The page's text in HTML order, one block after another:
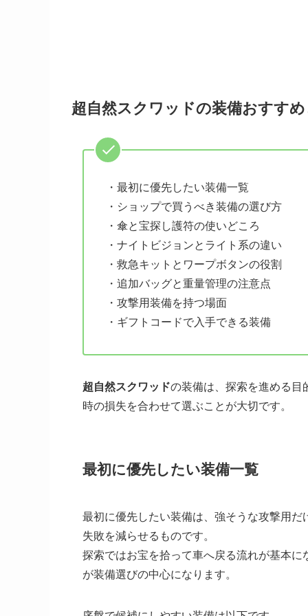
超自然スクワッドの装備おすす
・最初に優先したい装備一覧
・ショップで買うべき装備の選び方
・傘と宝探し護符の使いどころ
・ナイトビジョンとライト系の違い
・救急キットとワープボタンの役割
・追加バッグと重量管理の注意点
・攻撃用装備を持つ場面
・ギフトコードで入手できる装備
超自然スクワッドの装備は、探索を進める目
時の損失を合わせて選ぶことが大切です。
最初に優先したい装備一覧
最初に優先したい装備は、強そうな攻撃用
失敗を減らせるものです。
探索ではお宝を拾って車へ戻る流れが基本
が装備選びの中心になります。